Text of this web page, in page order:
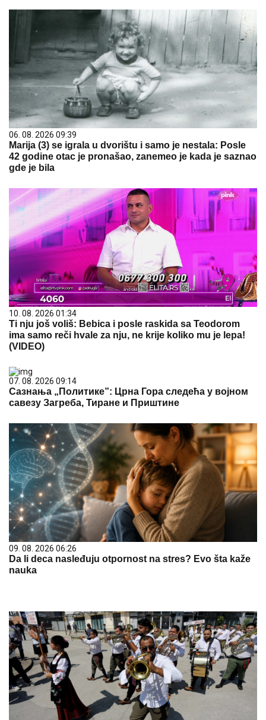
06. 08. 2026 09:39
Marija (3) se igrala u dvorištu i samo je nestala: Posle
42 godine otac je pronašao, zanemeo je kada je saznao
gde je bila
10. 08. 2026 01:34
Ti nju još voliš: Bebica i posle raskida sa Teodorom
ima samo reči hvale za nju, ne krije koliko mu je lepa!
(VIDEO)
07. 08. 2026 09:14
Сазнања „Политике”: Црна Гора следећа у војном
савезу Загреба, Тиране и Приштине
09. 08. 2026 06:26
Da li deca nasleđuju otpornost na stres? Evo šta kaže
nauka